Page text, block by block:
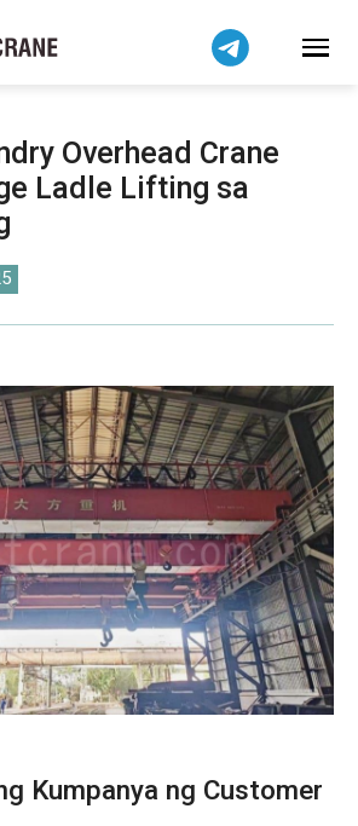
Overhead Crane
Ladle Lifting sa
Kumpanya ng Customer